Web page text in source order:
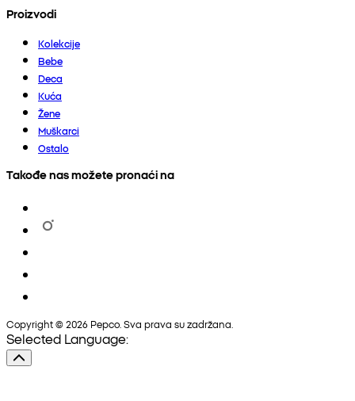
Proizvodi
Kolekcije
Bebe
Deca
Kuća
Žene
Muškarci
Ostalo
Takođe nas možete pronaći na
Copyright © 2026 Pepco. Sva prava su zadržana.
Selected Language: